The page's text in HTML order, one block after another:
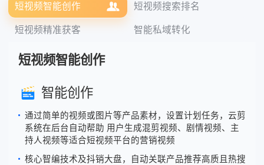
短视频智能创作 短视频搜索排名
短视频精准获客 智能私域转化
短视频智能创作
智能创作
通过简单的视频或图片等产品素材，设置计划任务，云剪
系统在后台自动帮助 用户生成混剪视频、剧情视频、主
持人视频等适合短视频平台的营销视频
核心智编技术及抖销大盘，自动关联产品推荐高质且热搜